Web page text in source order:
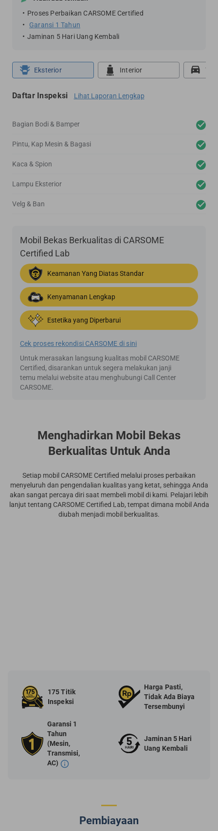
Proses Perbaikan CARSOME Certified
Garansi 1 Tahun
Jaminan 5 Hari Uang Kembali
Eksterior Interior
Daftar Inspeksi Lihat Laporan Lengkap
Bagian Bodi & Bamper
Pintu, Kap Mesin & Bagasi
Kaca & Spion
Lampu Eksterior
Velg & Ban
Mobil Bekas Berkualitas di CARSOME
Certified Lab
Keamanan Yang Diatas Standar
Kenyamanan Lengkap
Estetika yang Diperbarui
Cek proses rekondisi CARSOME di sini
Untuk merasakan langsung kualitas mobil CARSOME
Certified, disarankan untuk segera melakukan janji
temu melalui website atau menghubungi Call Center
CARSOME.
Menghadirkan Mobil Bekas
Berkualitas Untuk Anda
Setiap mobil CARSOME Certified melalui proses perbaikan
menyeluruh dan pengendalian kualitas yang ketat, sehingga Anda
akan sangat percaya diri saat membeli mobil di kami. Pelajari lebih
lanjut tentang CARSOME Certified Lab, tempat dimana mobil Anda
diubah menjadi mobil berkualitas.
175 Titik
Inspeksi
Harga Pasti,
Tidak Ada Biaya
Tersembunyi
Garansi 1
Tahun
(Mesin,
Transmisi,
AC)
Jaminan 5 Hari
Uang Kembali
Pembiayaan